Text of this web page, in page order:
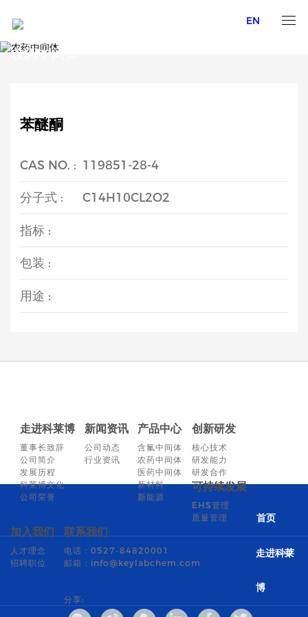
EN
AGROCHEMICAL INTERMEDIATES
农药中间体
苯醚酮
CAS NO. : 119851-28-4
分子式 : C14H10CL2O2
指标 :
包装 :
用途 :
走进科莱博
董事长致辞
公司简介
发展历程
科莱博文化
公司荣誉
新闻资讯
公司动态
行业资讯
产品中心
含氟中间体
农药中间体
医药中间体
新材料
新能源
创新研发
核心技术
研发能力
研发合作
可持续发展
EHS管理
质量管理
加入我们
人才理念
招聘职位
联系我们
电话：0527-84820001
邮箱：info@keylabchem.com
分享:
首页
走进科莱
博